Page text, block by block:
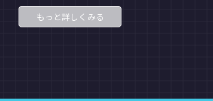
もっと詳しくみる